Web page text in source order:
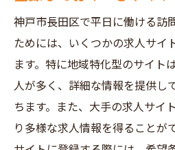
神戸市長田区で平日に働ける訪
ためには、いくつかの求人サイ
ます。特に地域特化型のサイト
人が多く、詳細な情報を提供し
ちます。また、大手の求人サイ
り多様な求人情報を得ることが